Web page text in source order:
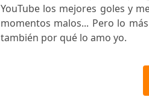
YouTube los mejores goles y
momentos malos... Pero lo
también por qué lo amo yo.